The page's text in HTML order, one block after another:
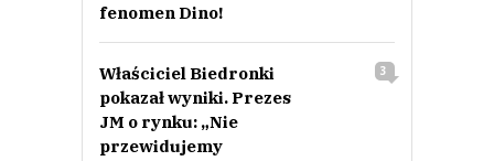
fenomen Dino!
Właściciel Biedronki
pokazał wyniki. Prezes
JM o rynku: „Nie
przewidujemy
3